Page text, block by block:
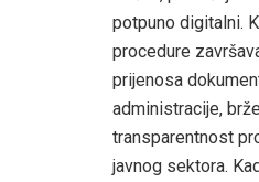
potpuno digitalni.
procedure
prijenosa
administracije,
transparentnost
javnog sektora.